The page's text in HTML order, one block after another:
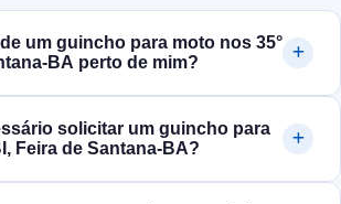
um guincho para moto nos 35°
perto de mim?
solicitar um guincho para
Feira de Santana‑BA?